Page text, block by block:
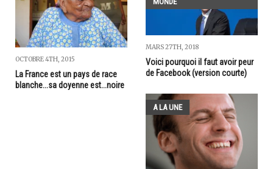
OCTOBRE 4TH, 2015
La France est un pays de race
blanche...sa doyenne est...noire
MARS 27TH, 2018
Voici pourquoi il faut avoir peur
de Facebook (version courte)
A LA UNE